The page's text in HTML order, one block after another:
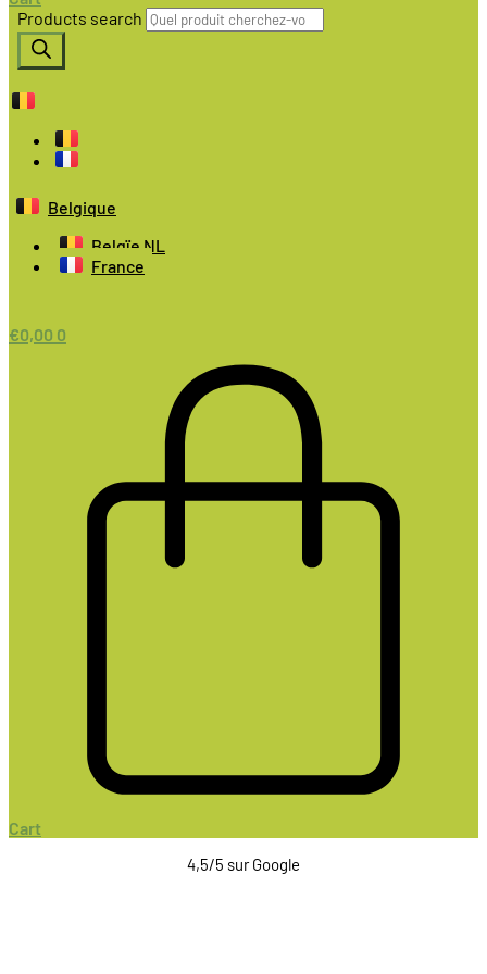
Products search
Belgique
Belgïe NL
France
€0,00 0
Cart
4,5/5 sur Google